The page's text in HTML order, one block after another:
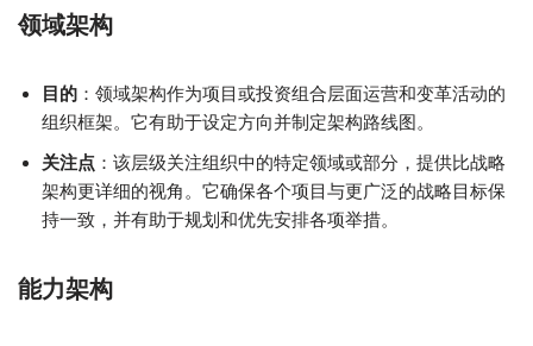
领域架构
目的 ：领域架构作为项目或投资组合层面运营和变革活动的
组织框架。它有助于设定方向并制定架构路线图。
关注点 ：该层级关注组织中的特定领域或部分，提供比战略
架构更详细的视角。它确保各个项目与更广泛的战略目标保
持一致，并有助于规划和优先安排各项举措。
能力架构